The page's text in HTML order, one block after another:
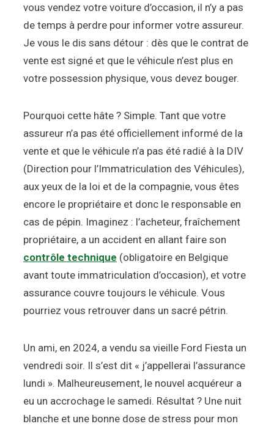
vous vendez votre voiture d’occasion, il n’y a pas
de temps à perdre pour informer votre assureur.
Je vous le dis sans détour : dès que le contrat de
vente est signé et que le véhicule n’est plus en
votre possession physique, vous devez bouger.
Pourquoi cette hâte ? Simple. Tant que votre
assureur n’a pas été officiellement informé de la
vente et que le véhicule n’a pas été radié à la DIV
(Direction pour l’Immatriculation des Véhicules),
aux yeux de la loi et de la compagnie, vous êtes
encore le propriétaire et donc le responsable en
cas de pépin. Imaginez : l’acheteur, fraîchement
propriétaire, a un accident en allant faire son
contrôle technique (obligatoire en Belgique
avant toute immatriculation d’occasion), et votre
assurance couvre toujours le véhicule. Vous
pourriez vous retrouver dans un sacré pétrin.
Un ami, en 2024, a vendu sa vieille Ford Fiesta un
vendredi soir. Il s’est dit « j’appellerai l’assurance
lundi ». Malheureusement, le nouvel acquéreur a
eu un accrochage le samedi. Résultat ? Une nuit
blanche et une bonne dose de stress pour mon